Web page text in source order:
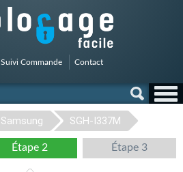
Suivi Commande Contact
Samsung SGH-I337M
Étape 2 Étape 3